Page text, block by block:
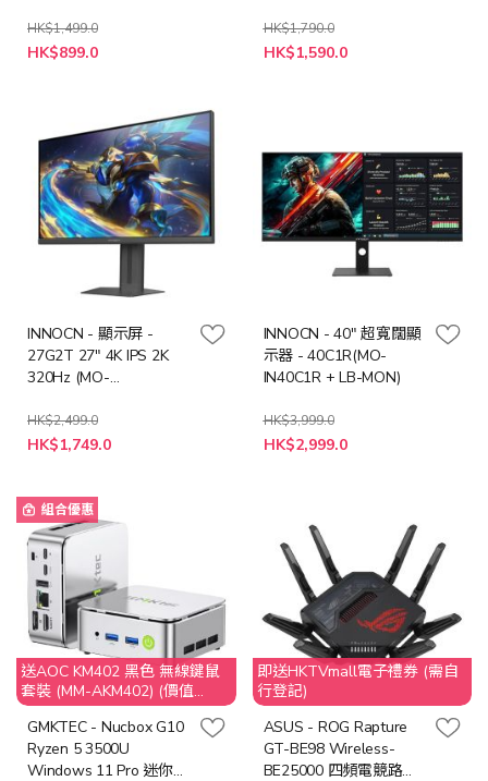
HK$1,499.0
特
殊
HK$899.0
HK$1,790.0
特
殊
HK$1,590.0
INNOCN - 顯示屏 -
27G2T 27" 4K IPS 2K
320Hz (MO-
HK$2,499.0
特
殊
HK$1,749.0
INNOCN - 40" 超寬闊顯
示器 - 40C1R(MO-
IN40C1R + LB-MON)
HK$3,999.0
特
殊
HK$2,999.0
組合優惠
送AOC KM402 黑色 無線鍵鼠
套裝 (MM-AKM402) (價值
$149)
GMKTEC - Nucbox G10
Ryzen 5 3500U
Windows 11 Pro 迷你電
即送HKTVmall電子禮券 (需自
行登記)
ASUS - ROG Rapture
GT-BE98 Wireless-
BE25000 四頻電競路由